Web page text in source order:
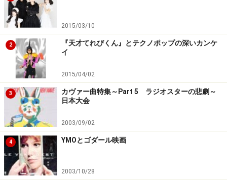
2015/03/10
2
『天才てれびくん』とテクノポップの深いカンケ
イ
2015/04/02
3
カヴァー曲特集～Part 5 ラジオスターの悲劇～
日本大会
2003/09/02
4 YMOとゴダール映画
2003/10/28